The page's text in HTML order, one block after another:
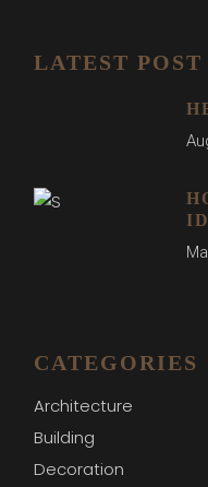
LATEST POST
CATEGORIES
Architecture
Building
Decoration